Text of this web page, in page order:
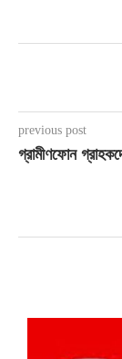
previous post
গ্রামীণফোন